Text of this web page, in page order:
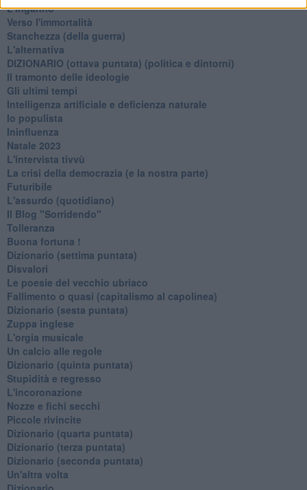
L'inganno
Verso l'immortalità
Stanchezza (della guerra)
L'alternativa
​DIZIONARIO (ottava puntata) (politica e dintorni)
Il tramonto delle ideologie
Gli ultimi tempi
Intelligenza artificiale e deficienza naturale
Io populista
Ininfluenza
Natale 2023
L'intervista tivvù
La crisi della democrazia (e la nostra parte)
Futuribile
L'assurdo (quotidiano)
Il Blog "Sorridendo"
Tolleranza
Buona fortuna !
​Dizionario (settima puntata)
Disvalori
Le poesie del vecchio ubriaco
Fallimento o quasi (capitalismo al capolinea)
Dizionario (sesta puntata)
Zuppa inglese
L'orgia musicale
Un calcio alle regole
Dizionario (quinta puntata)
Stupidità e regresso
L'incoronazione
Nozze e fichi secchi
Piccole rivincite
​Dizionario (quarta puntata)
​Dizionario (terza puntata)
​Dizionario (seconda puntata)
Un'altra volta